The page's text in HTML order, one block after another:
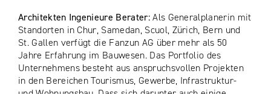
Architekten Ingenieure Berater:Als Generalplanerin mit
Standorten in Chur, Samedan, Scuol, Zürich, Bern und
St. Gallen verfügt die Fanzun AG über mehr als 50
Jahre Erfahrung im Bauwesen. Das Portfolio des
Unternehmens besteht aus anspruchsvollen Projekten
in den Bereichen Tourismus, Gewerbe, Infrastruktur-